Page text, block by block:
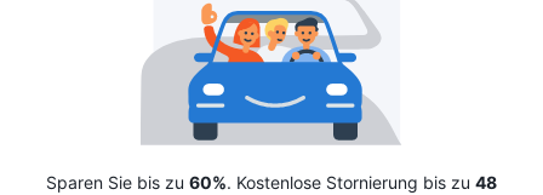
Sparen Sie bis zu 60%. Kostenlose Stornierung bis zu 48